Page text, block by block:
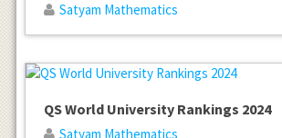
Satyam Mathematics
QS World University Rankings 2024
Satyam Mathematics